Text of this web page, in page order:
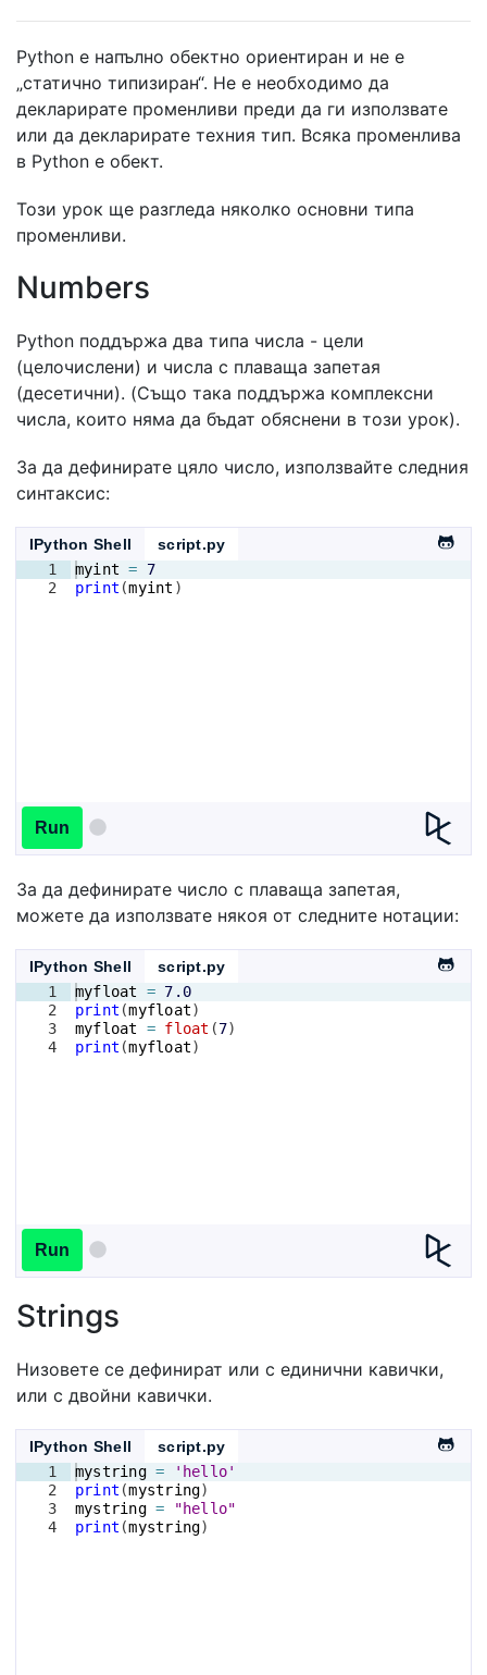
Python е напълно обектно ориентиран и не е
„статично типизиран“. Не е необходимо да
декларирате променливи преди да ги използвате
или да декларирате техния тип. Всяка променлива
в Python е обект.
Този урок ще разгледа няколко основни типа
променливи.
Numbers
Python поддържа два типа числа - цели
(целочислени) и числа с плаваща запетая
(десетични). (Също така поддържа комплексни
числа, които няма да бъдат обяснени в този урок).
За да дефинирате цяло число, използвайте следния
синтаксис:
IPython Shell
script.py
1
2
myint =
7
print (myint )
Run
За да дефинирате число с плаваща запетая,
можете да използвате някоя от следните нотации:
IPython Shell
script.py
1
2
3
4
myfloat = 7.0
print (myfloat)
myfloat
= float (7)
print (myfloat)
Run
Strings
Низовете се дефинират или с единични кавички,
или с двойни кавички.
IPython Shell
script.py
1
2
3
4
mystring =
'hello'
print (mystring)
mystring =
"hello"
print (mystring)